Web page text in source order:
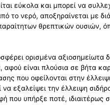
εύκολα και μπορεί να
το νερό, αποξηραίνεται με
θρεπτικών ουσιών,
ορισμένα
είναι πλούσια σε βήτα
που οφείλονται στην
εξαλείψει την έλλειψη
που υπήρξε ποτέ,